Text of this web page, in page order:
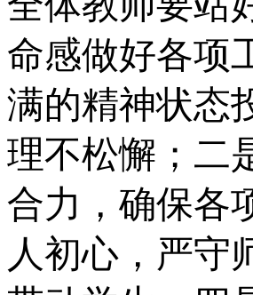
命感做好各项
满的精神状态
理不松懈；二
合力，确保各
人初心，严守